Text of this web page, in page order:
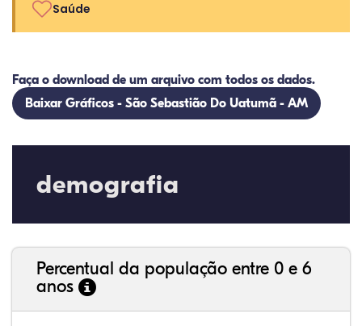
Saúde
Faça o download de um arquivo com todos os dados.
Baixar Gráficos - São Sebastião Do Uatumã - AM
demografia
Percentual da população entre 0 e 6
anos